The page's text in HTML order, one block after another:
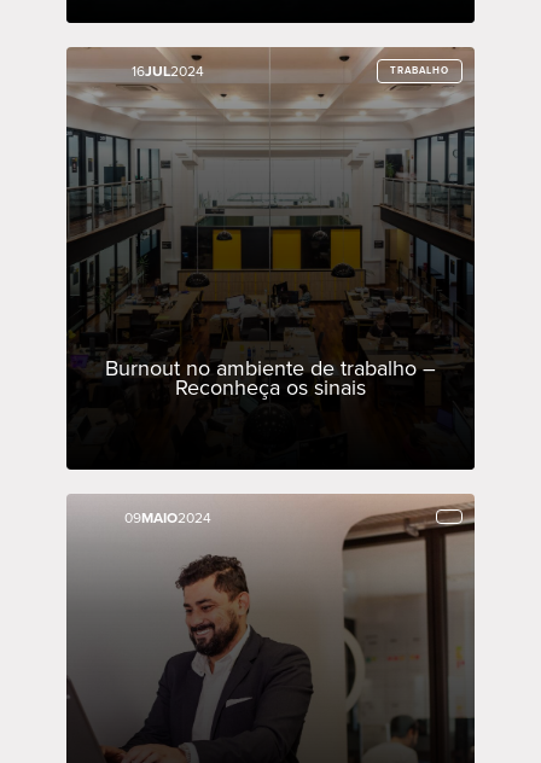
16JUL2024 TRABALHO
Burnout no ambiente de trabalho –
Reconheça os sinais
16JUL2024 TRABALHO
09MAIO2024
09MAIO2024